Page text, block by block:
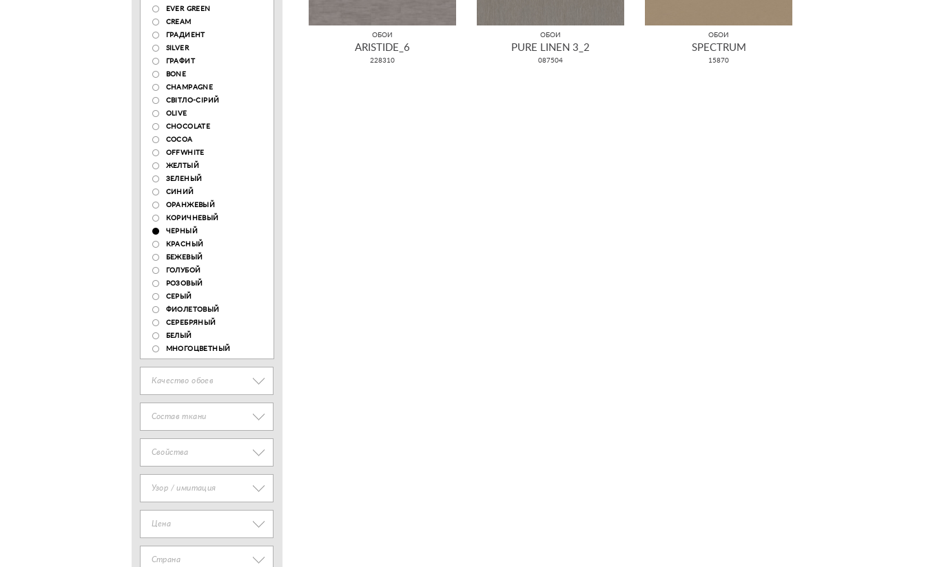
EVER GREEN
CREAM
ГРАДИЕНТ
SILVER
ГРАФИТ
BONE
CHAMPAGNE
СВІТЛО-СІРИЙ
OLIVE
CHOCOLATE
COCOA
OFFWHITE
ЖЕЛТЫЙ
ЗЕЛЕНЫЙ
СИНИЙ
ОРАНЖЕВЫЙ
КОРИЧНЕВЫЙ
ЧЕРНЫЙ
КРАСНЫЙ
БЕЖЕВЫЙ
ГОЛУБОЙ
РОЗОВЫЙ
СЕРЫЙ
ФИОЛЕТОВЫЙ
СЕРЕБРЯНЫЙ
БЕЛЫЙ
МНОГОЦВЕТНЫЙ
Качество обоев
Состав ткани
Свойства
Узор / имитация
Цена
Страна
ОБОИ
ARISTIDE_6
228310
ОБОИ
PURE LINEN 3_2
087504
ОБОИ
SPECTRUM
15870